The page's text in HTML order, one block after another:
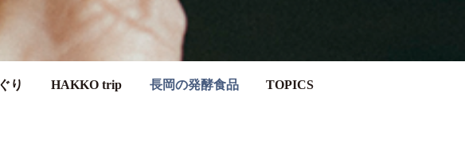
り HAKKO trip 長岡の発酵食品 TOPICS